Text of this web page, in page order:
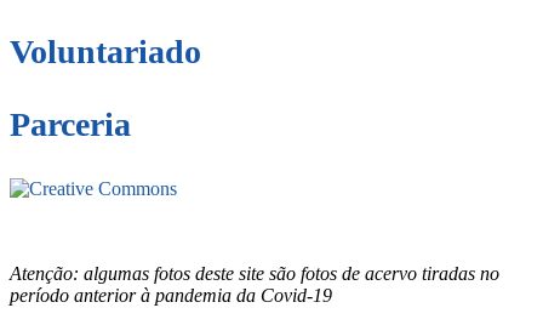
Voluntariado
Parceria
Atenção: algumas fotos deste site são fotos de acervo tiradas no
período anterior à pandemia da Covid-19